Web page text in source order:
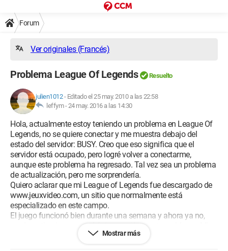
Forum
Ver originales (Francés)
Problema League Of Legends Resuelto
julien1012- Editado el 25 may. 2010 a las 22:58
leffym -24 may. 2016 a las 14:30
Hola, actualmente estoy teniendo un problema en League Of
Legends, no se quiere conectar y me muestra debajo del
estado del servidor: BUSY. Creo que eso significa que el
servidor está ocupado, pero logré volver a conectarme,
aunque este problema ha regresado. Tal vez sea un problema
de actualización, pero me sorprendería.
Quiero aclarar que mi League of Legends fue descargado de
www.jeuxvideo.com, un sitio que normalmente está
especializado en este campo.
El juego funcionó bien durante una semana y ahora ya no,
según entiendo, no soy el único que tiene este problema. Mis
amigos que querían conectarse al mismo tiempo que yo
Mostrar más